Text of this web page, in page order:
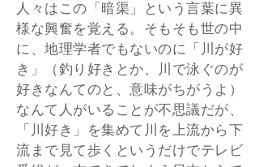
人々はこの「暗渠」という言葉に異
様な興奮を覚える。そもそも世の中
に、地理学者でもないのに「川が好
き」（釣り好きとか、川で泳ぐのが
好きなんてのと、意味がちがうよ）
なんて人がいることが不思議だが、
「川好き」を集めて川を上流から下
流まで見て歩くというだけでテレビ